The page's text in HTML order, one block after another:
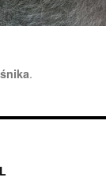
.